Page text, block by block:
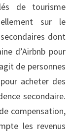
de tourisme
sur le
dont
d’Airbnb pour
de personnes
acheter des
secondaire.
compensation,
les revenus